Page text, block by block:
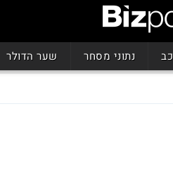
נתוני מסחר שער הדולר